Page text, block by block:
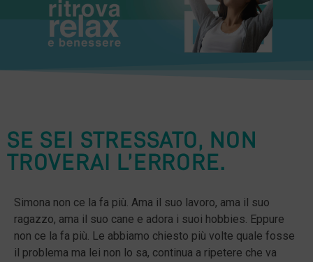
SE SEI STRESSATO, NON
TROVERAI L’ERRORE.
Simona non ce la fa più. Ama il suo lavoro, ama il suo
ragazzo, ama il suo cane e adora i suoi hobbies. Eppure
non ce la fa più. Le abbiamo chiesto più volte quale fosse
il problema ma lei non lo sa, continua a ripetere che va